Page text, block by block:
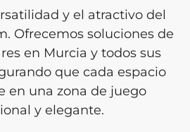
y el atractivo del
Ofrecemos soluciones de
en Murcia y todos sus
que cada espacio
en una zona de juego
y elegante.